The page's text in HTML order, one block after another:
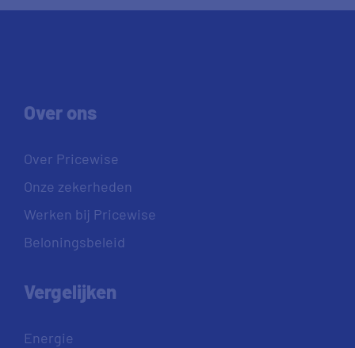
Over ons
Over Pricewise
Onze zekerheden
Werken bij Pricewise
Beloningsbeleid
Vergelijken
Energie